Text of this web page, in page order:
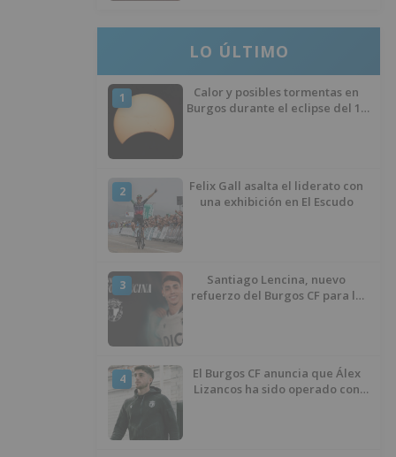
LO ÚLTIMO
1
Calor y posibles tormentas en
Burgos durante el eclipse del 12
2
Felix Gall asalta el liderato con
una exhibición en El Escudo
3
Santiago Lencina, nuevo
refuerzo del Burgos CF para la
4
El Burgos CF anuncia que Álex
Lizancos ha sido operado con